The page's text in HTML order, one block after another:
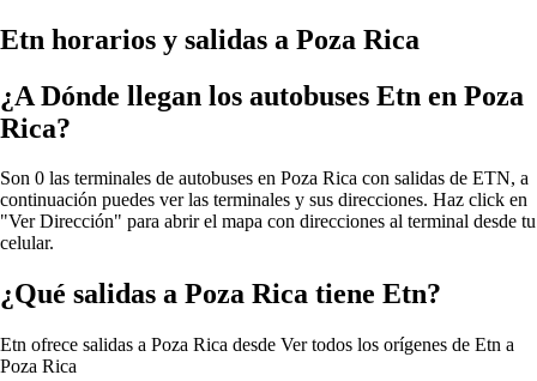
Etn horarios y salidas a Poza Rica
¿A Dónde llegan los autobuses Etn en Poza
Rica?
Son 0 las terminales de autobuses en Poza Rica con salidas de ETN, a
continuación puedes ver las terminales y sus direcciones. Haz click en
"Ver Dirección" para abrir el mapa con direcciones al terminal desde tu
celular.
¿Qué salidas a Poza Rica tiene Etn?
Etn ofrece salidas a Poza Rica desde Ver todos los orígenes de Etn a
Poza Rica